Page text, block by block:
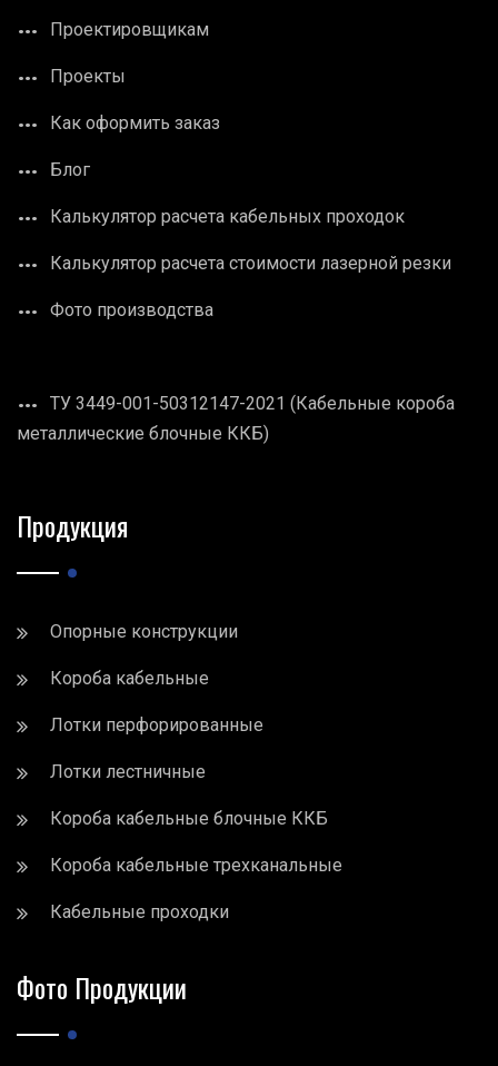
Проектировщикам
Проекты
Как оформить заказ
Блог
Калькулятор расчета кабельных проходок
Калькулятор расчета стоимости лазерной резки
Фото производства
ТУ 3449-001-50312147-2021 (Кабельные короба
металлические блочные ККБ)
Продукция
Опорные конструкции
Короба кабельные
Лотки перфорированные
Лотки лестничные
Короба кабельные блочные ККБ
Короба кабельные трехканальные
Кабельные проходки
Фото Продукции